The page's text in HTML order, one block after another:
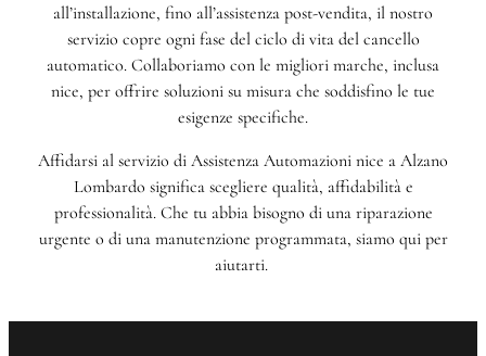
all’installazione, fino all’assistenza post-vendita, il nostro
servizio copre ogni fase del ciclo di vita del cancello
automatico. Collaboriamo con le migliori marche, inclusa
nice, per offrire soluzioni su misura che soddisfino le tue
esigenze specifiche.
Affidarsi al servizio di Assistenza Automazioni nice a Alzano
Lombardo significa scegliere qualità, affidabilità e
professionalità. Che tu abbia bisogno di una riparazione
urgente o di una manutenzione programmata, siamo qui per
aiutarti.